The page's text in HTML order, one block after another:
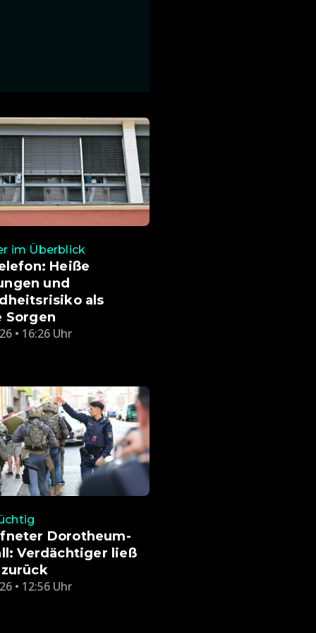
im Überblick
Heiße
und
als
Sorgen
• 16:26 Uhr
Dorotheum-
Verdächtiger ließ
• 12:56 Uhr